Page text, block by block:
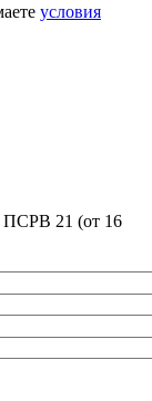
условия
ПСРВ 21 (от 16